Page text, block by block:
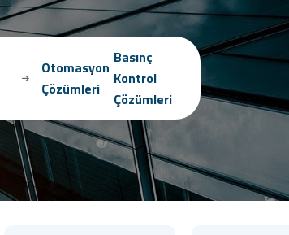
Otomasyon
Çözümleri
Basınç
Kontrol
Çözümleri